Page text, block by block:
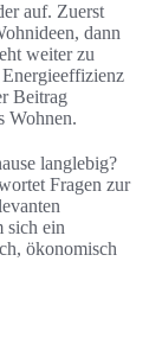
auf. Zuerst
dann
weiter zu
Beitrag
Wohnen.
langlebig?
Fragen zur
sich ein
ökonomisch